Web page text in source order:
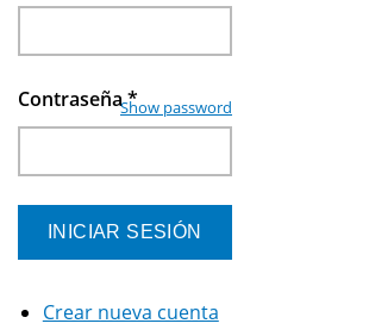
Contraseña*
Show password
Crear nueva cuenta